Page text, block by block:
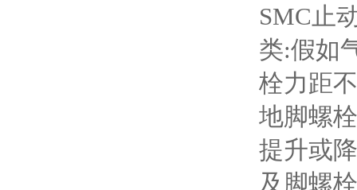
SMC止
类:假如
栓力距
地脚螺
提升或
及脚螺